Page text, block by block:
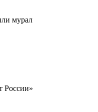
мурал
России»